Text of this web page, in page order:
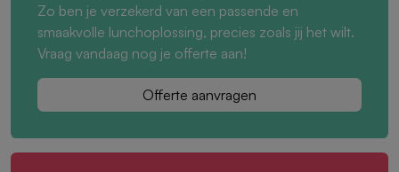
Zo ben je verzekerd van een passende en
smaakvolle lunchoplossing, precies zoals jij het wilt.
Vraag vandaag nog je offerte aan!
Offerte aanvragen